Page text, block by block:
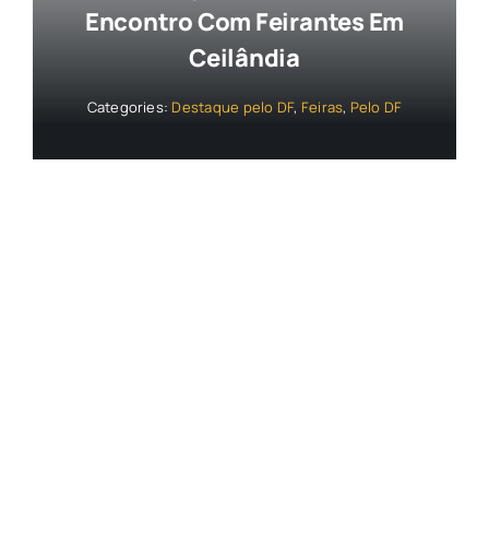
Encontro Com Feirantes Em
Ceilândia
Categories: Destaque pelo DF, Feiras, Pelo DF